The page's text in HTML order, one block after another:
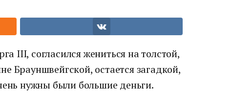
III, согласился жениться на толстой,
Брауншвейгской, остается загадкой,
нужны были большие деньги.